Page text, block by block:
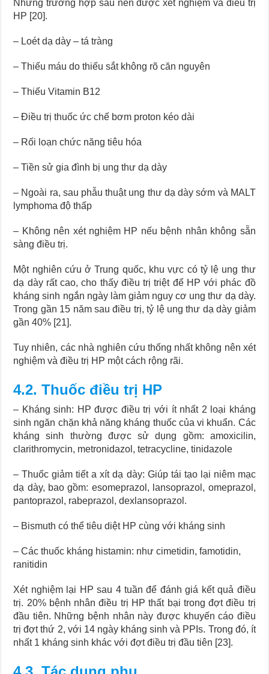
Những trường hợp sau nên được xét nghiệm và điều trị
HP [20].
– Loét dạ dày – tá tràng
– Thiếu máu do thiếu sắt không rõ căn nguyên
– Thiếu Vitamin B12
– Điều trị thuốc ức chế bơm proton kéo dài
– Rối loạn chức năng tiêu hóa
– Tiền sử gia đình bị ung thư dạ dày
– Ngoài ra, sau phẫu thuật ung thư dạ dày sớm và MALT
lymphoma độ thấp
– Không nên xét nghiệm HP nếu bệnh nhân không sẵn
sàng điều trị.
Một nghiên cứu ở Trung quốc, khu vực có tỷ lệ ung thư
dạ dày rất cao, cho thấy điều trị triệt để HP với phác đồ
kháng sinh ngắn ngày làm giảm nguy cơ ung thư dạ dày.
Trong gần 15 năm sau điều trị, tỷ lệ ung thư dạ dày giảm
gần 40% [21].
Tuy nhiên, các nhà nghiên cứu thống nhất không nên xét
nghiệm và điều trị HP một cách rộng rãi.
4.2. Thuốc điều trị HP
– Kháng sinh: HP được điều trị với ít nhất 2 loại kháng
sinh ngăn chặn khả năng kháng thuốc của vi khuẩn. Các
kháng sinh thường được sử dụng gồm: amoxicilin,
clarithromycin, metronidazol, tetracycline, tinidazole
– Thuốc giảm tiết a xít dạ dày: Giúp tái tạo lại niêm mạc
dạ dày, bao gồm: esomeprazol, lansoprazol, omeprazol,
pantoprazol, rabeprazol, dexlansoprazol.
– Bismuth có thể tiêu diệt HP cùng với kháng sinh
– Các thuốc kháng histamin: như cimetidin, famotidin,
ranitidin
Xét nghiệm lại HP sau 4 tuần để đánh giá kết quả điều
trị. 20% bệnh nhân điều trị HP thất bại trong đợt điều trị
đầu tiên. Những bệnh nhân này được khuyến cáo điều
trị đợt thứ 2, với 14 ngày kháng sinh và PPIs. Trong đó, ít
nhất 1 kháng sinh khác với đợt điều trị đầu tiên [23].